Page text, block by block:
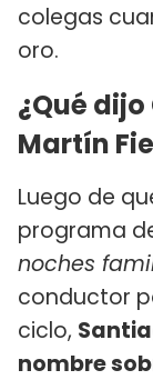
colegas
oro.
¿Qué
Martín
Luego de
programa
noches
conductor
ciclo,
nombre